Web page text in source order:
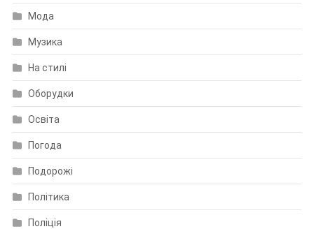
Мода
Музика
На стилі
Оборудки
Освіта
Погода
Подорожі
Політика
Поліція